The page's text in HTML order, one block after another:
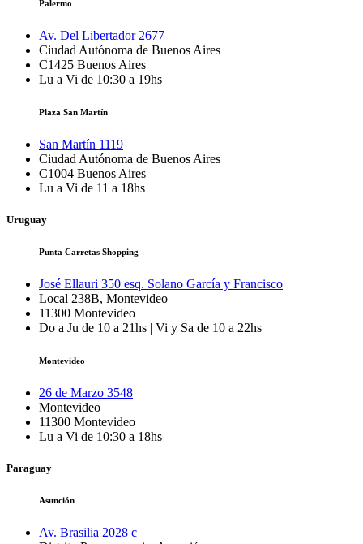
Palermo
Av. Del Libertador 2677
Ciudad Autónoma de Buenos Aires
C1425 Buenos Aires
Lu a Vi de 10:30 a 19hs
Plaza San Martín
San Martín 1119
Ciudad Autónoma de Buenos Aires
C1004 Buenos Aires
Lu a Vi de 11 a 18hs
Uruguay
Punta Carretas Shopping
José Ellauri 350 esq. Solano García y Francisco
Local 238B, Montevideo
11300 Montevideo
Do a Ju de 10 a 21hs | Vi y Sa de 10 a 22hs
Montevideo
26 de Marzo 3548
Montevideo
11300 Montevideo
Lu a Vi de 10:30 a 18hs
Paraguay
Asunción
Av. Brasilia 2028 c